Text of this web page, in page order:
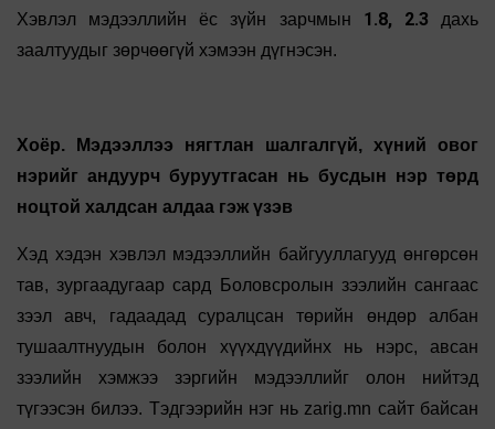
Хэвлэл мэдээллийн ёс зүйн зарчмын 1.8, 2.3 дахь
заалтуудыг зөрчөөгүй хэмээн дүгнэсэн.
Хоёр. Мэдээллээ нягтлан шалгалгүй, хүний овог
нэрийг андуурч буруутгасан нь бусдын нэр төрд
ноцтой халдсан алдаа гэж үзэв
Хэд хэдэн хэвлэл мэдээллийн байгууллагууд өнгөрсөн
тав, зургаадугаар сард Боловсролын зээлийн сангаас
зээл авч, гадаадад суралцсан төрийн өндөр албан
тушаалтнуудын болон хүүхдүүдийнх нь нэрс, авсан
зээлийн хэмжээ зэргийн мэдээллийг олон нийтэд
түгээсэн билээ. Тэдгээрийн нэг нь zarig.mn сайт байсан